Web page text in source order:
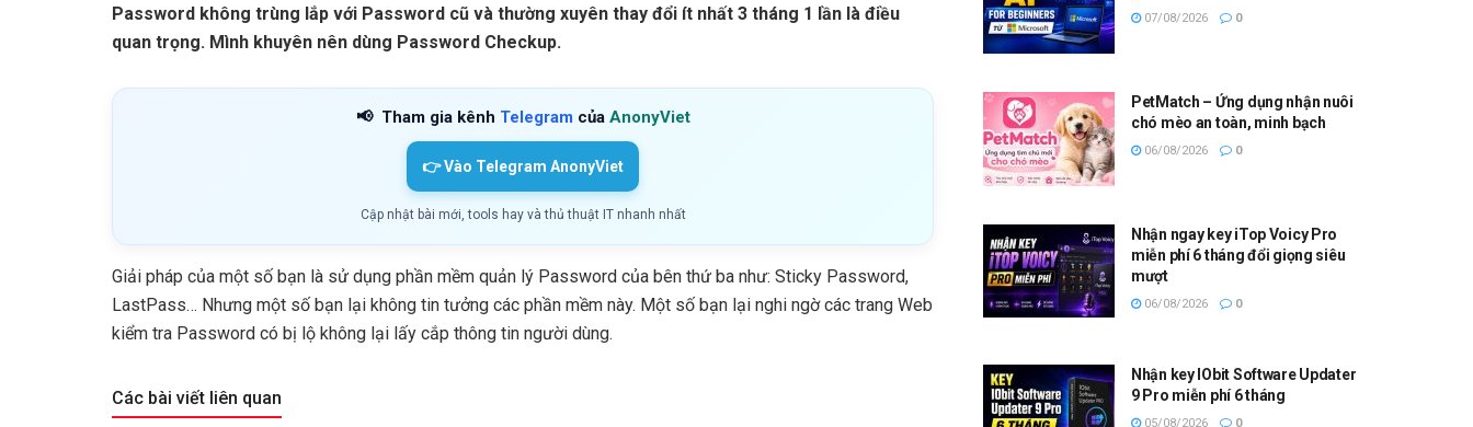
Password không trùng lắp với Password cũ và thường xuyên thay đổi ít nhất 3 tháng 1 lần là điều
quan trọng. Mình khuyên nên dùng Password Checkup.
📢 Tham gia kênh Telegram của AnonyViet
👉 Vào Telegram AnonyViet
Cập nhật bài mới, tools hay và thủ thuật IT nhanh nhất
Giải pháp của một số bạn là sử dụng phần mềm quản lý Password của bên thứ ba như: Sticky Password,
LastPass… Nhưng một số bạn lại không tin tưởng các phần mềm này. Một số bạn lại nghi ngờ các trang Web
kiểm tra Password có bị lộ không lại lấy cắp thông tin người dùng.
Các bài viết liên quan
07/08/2026 0
PetMatch – Ứng dụng nhận nuôi
chó mèo an toàn, minh bạch
06/08/2026 0
Nhận ngay key iTop Voicy Pro
miễn phí 6 tháng đổi giọng siêu
mượt
06/08/2026 0
Nhận key IObit Software Updater
9 Pro miễn phí 6 tháng
05/08/2026 0